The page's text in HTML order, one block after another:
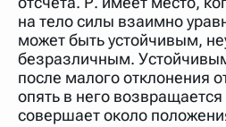
нужно будет нажать на кнопку
Для более сложных случаев
указывать несколько слов в
написать в строке запроса
"Найти", выведутся все
В сложных запросах тоже могут
на тело силы взаимно
может быть устойчивым,
безразличным.
после малого отклонения
опять в него возвращается
совершает около